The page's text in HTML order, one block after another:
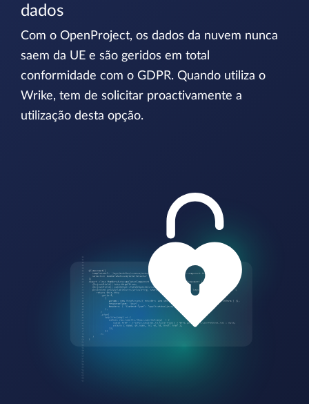
dados
Com o OpenProject, os dados da nuvem nunca
saem da UE e são geridos em total
conformidade com o GDPR. Quando utiliza o
Wrike, tem de solicitar proactivamente a
utilização desta opção.